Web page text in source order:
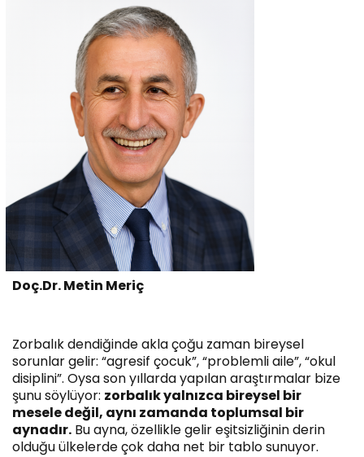
Doç.Dr. Metin Meriç
Zorbalık dendiğinde akla çoğu zaman bireysel
sorunlar gelir: “agresif çocuk”, “problemli aile”, “okul
disiplini”. Oysa son yıllarda yapılan araştırmalar bize
şunu söylüyor: zorbalık yalnızca bireysel bir
mesele değil, aynı zamanda toplumsal bir
aynadır. Bu ayna, özellikle gelir eşitsizliğinin derin
olduğu ülkelerde çok daha net bir tablo sunuyor.